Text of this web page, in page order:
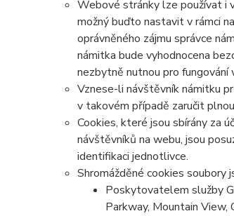
Webové stránky lze používat i
možný buďto nastavit v rámci
oprávněného zájmu správce
námitka bude vyhodnocena
nezbytně nutnou pro fungování
Vznese-li návštěvník námitku
v takovém případě zaručit
Cookies, které jsou sbírány za
návštěvníků na webu, jsou
identifikaci jednotlivce.
Shromážděné cookies soubory
Poskytovatelem služby
Parkway, Mountain